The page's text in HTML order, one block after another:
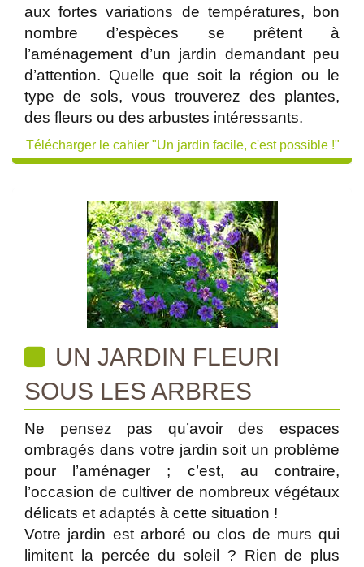
aux fortes variations de températures, bon
nombre d’espèces se prêtent à
l’aménagement d’un jardin demandant peu
d’attention. Quelle que soit la région ou le
type de sols, vous trouverez des plantes,
des fleurs ou des arbustes intéressants.
Télécharger le cahier "Un jardin facile, c'est possible !"
UN JARDIN FLEURI
SOUS LES ARBRES
Ne pensez pas qu’avoir des espaces
ombragés dans votre jardin soit un problème
pour l’aménager ; c’est, au contraire,
l’occasion de cultiver de nombreux végétaux
délicats et adaptés à cette situation !
Votre jardin est arboré ou clos de murs qui
limitent la percée du soleil ? Rien de plus